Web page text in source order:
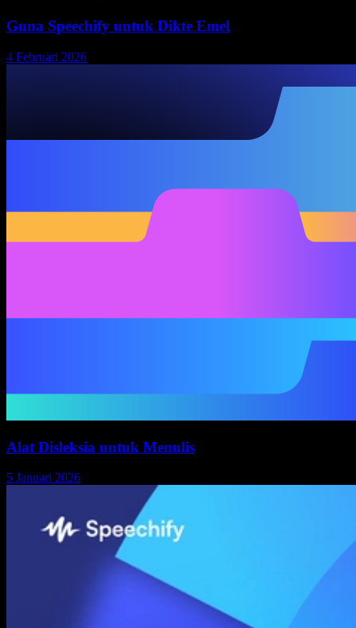
Guna Speechify untuk Dikte Emel
4 Februari 2026
Alat Disleksia untuk Menulis
5 Januari 2026